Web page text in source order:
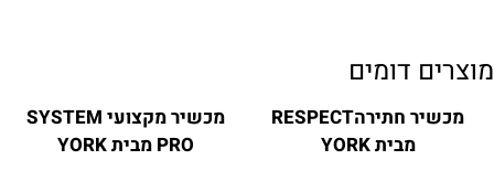
מוצרים דומים
מכשיר חתירהRESPECT
מבית YORK
מכשיר מקצועי SYSTEM
PRO מבית YORK